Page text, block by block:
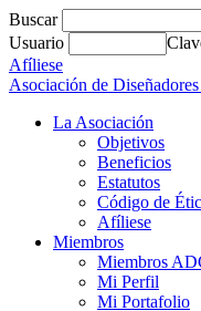
Buscar
Usuario
Afíliese
Asociación de
La Asociación
Objetivos
Beneficios
Estatutos
Código de
Afíliese
Miembros
Miembros
Mi Perfil
Mi Portafolio